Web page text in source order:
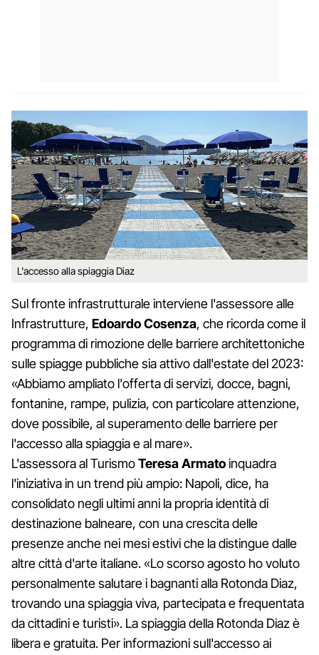
L'accesso alla spiaggia Diaz
Sul fronte infrastrutturale interviene l'assessore alle
Infrastrutture, Edoardo Cosenza, che ricorda come il
programma di rimozione delle barriere architettoniche
sulle spiagge pubbliche sia attivo dall'estate del 2023:
«Abbiamo ampliato l'offerta di servizi, docce, bagni,
fontanine, rampe, pulizia, con particolare attenzione,
dove possibile, al superamento delle barriere per
l'accesso alla spiaggia e al mare».
L'assessora al TurismoTeresa Armatoinquadra
l'iniziativa in un trend più ampio: Napoli, dice, ha
consolidato negli ultimi anni la propria identità di
destinazione balneare, con una crescita delle
presenze anche nei mesi estivi che la distingue dalle
altre città d'arte italiane. «Lo scorso agosto ho voluto
personalmente salutare i bagnanti alla Rotonda Diaz,
trovando una spiaggia viva, partecipata e frequentata
da cittadini e turisti». La spiaggia della Rotonda Diaz è
libera e gratuita. Per informazioni sull'accesso ai